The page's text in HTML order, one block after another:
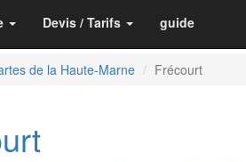
Devis / Tarifs guide
de la Haute-Marne Frécourt